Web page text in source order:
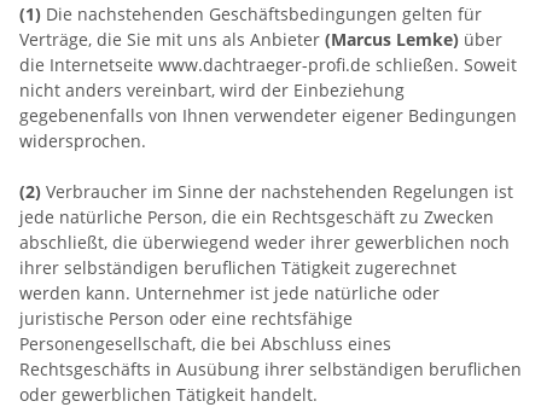
(1) Die nachstehenden Geschäftsbedingungen gelten für
Verträge, die Sie mit uns als Anbieter (Marcus Lemke) über
die Internetseite www.dachtraeger-profi.de schließen. Soweit
nicht anders vereinbart, wird der Einbeziehung
gegebenenfalls von Ihnen verwendeter eigener Bedingungen
widersprochen.
(2) Verbraucher im Sinne der nachstehenden Regelungen ist
jede natürliche Person, die ein Rechtsgeschäft zu Zwecken
abschließt, die überwiegend weder ihrer gewerblichen noch
ihrer selbständigen beruflichen Tätigkeit zugerechnet
werden kann. Unternehmer ist jede natürliche oder
juristische Person oder eine rechtsfähige
Personengesellschaft, die bei Abschluss eines
Rechtsgeschäfts in Ausübung ihrer selbständigen beruflichen
oder gewerblichen Tätigkeit handelt.